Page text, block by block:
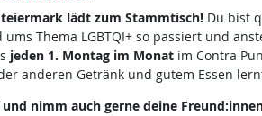
lädt zum Stammtisch!Du bist
ums Thema LGBTQI+ so passiert und
jeden 1. Montag im Monat im Contra
anderen Getränk und gutem Essen
nimm auch gerne deine